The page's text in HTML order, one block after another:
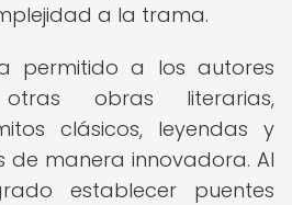
a la trama.
permitido a los autores
obras literarias,
clásicos, leyendas y
de manera innovadora. Al
establecer puentes